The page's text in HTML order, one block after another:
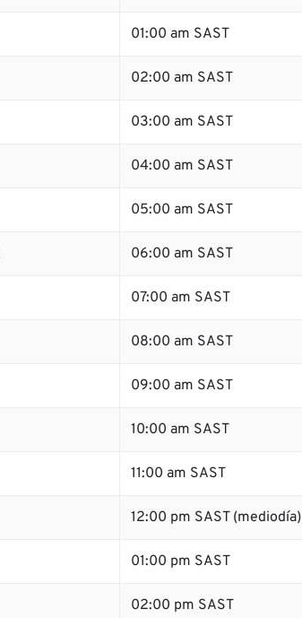
01:00 am SAST
02:00 am SAST
03:00 am SAST
04:00 am SAST
05:00 am SAST
06:00 am SAST
07:00 am SAST
08:00 am SAST
09:00 am SAST
10:00 am SAST
11:00 am SAST
12:00 pm SAST (mediodía)
01:00 pm SAST
02:00 pm SAST